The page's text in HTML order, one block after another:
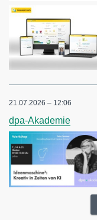
21.07.2026 – 12:06
dpa-Akademie